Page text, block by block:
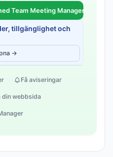
Team Meeting Manager
tillgänglighet och
→
Få aviseringar
webbsida